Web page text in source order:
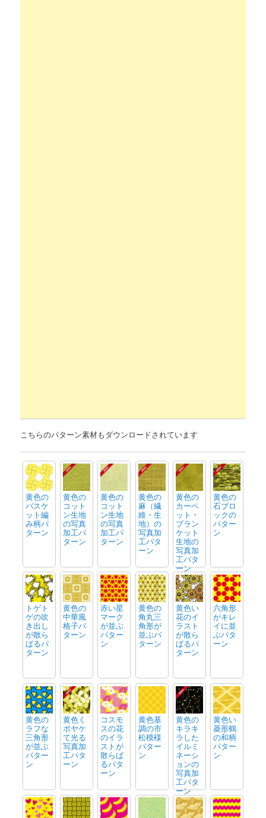
こちらのパターン素材もダウンロードされています
黄色の
バスケ
ット編
み柄パ
ターン
黄色の
コット
ン生地
の写真
加工パ
ターン
黄色の
コット
ン生地
の写真
加工パ
ターン
黄色の
麻（繊
維・生
地）の
写真加
工パタ
ーン
黄色の
カーペ
ット・
ブラン
ケット
生地の
写真加
工パタ
ーン
黄色の
石ブロ
ックの
パター
ン
トゲト
ゲの吹
き出し
が散ら
ばるパ
ターン
黄色の
中華風
格子パ
ターン
赤い星
マーク
が並ぶ
パター
ン
黄色の
角丸三
角形が
並ぶパ
ターン
黄色い
花のイ
ラスト
が散ら
ばるパ
ターン
六角形
がキレ
イに並
ぶパタ
ーン
黄色の
ラフな
三角形
が並ぶ
パター
ン
黄色く
ボヤケ
て光る
写真加
工パタ
ーン
コスモ
スの花
のイラ
ストが
散らば
るパタ
ーン
黄色基
調の市
松模様
パター
ン
黄色の
キラキ
ラした
イルミ
ネーシ
ョンの
写真加
工パタ
ーン
黄色い
菱形鶴
の和柄
パター
ン